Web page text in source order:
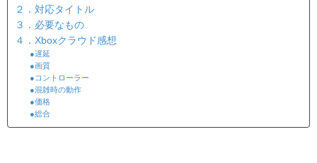
２．対応タイトル
３．必要なもの
４．Xboxクラウド感想
●遅延
●画質
●コントローラー
●混雑時の動作
●価格
●総合